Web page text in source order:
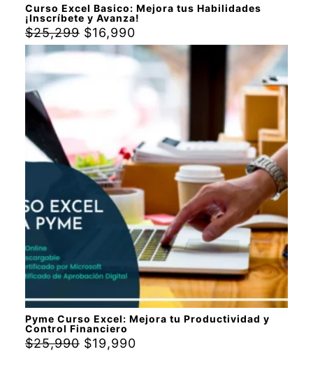
Curso Excel Basico: Mejora tus Habilidades
¡Inscríbete y Avanza!
$25,299 $16,990
Pyme Curso Excel: Mejora tu Productividad y
Control Financiero
$25,990 $19,990